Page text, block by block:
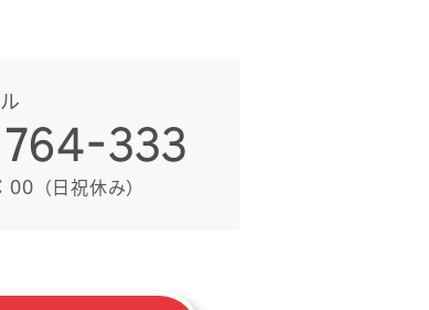
00 （日祝休み）